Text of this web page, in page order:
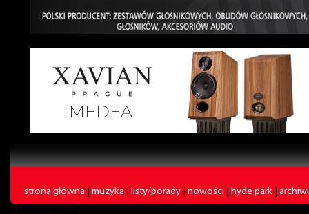
strona główna muzyka listy/porady nowości hyde park